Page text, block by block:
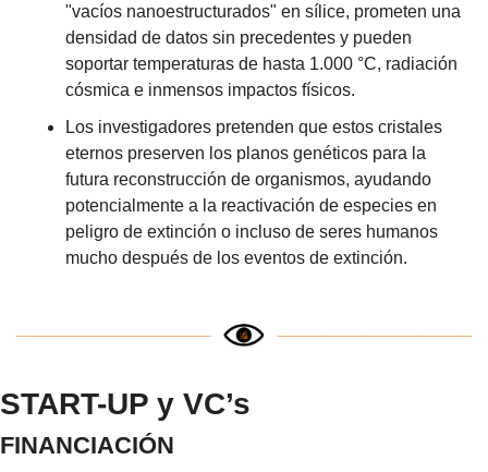
"vacíos nanoestructurados" en sílice, prometen una
densidad de datos sin precedentes y pueden
soportar temperaturas de hasta 1.000 °C, radiación
cósmica e inmensos impactos físicos.
Los investigadores pretenden que estos cristales
eternos preserven los planos genéticos para la
futura reconstrucción de organismos, ayudando
potencialmente a la reactivación de especies en
peligro de extinción o incluso de seres humanos
mucho después de los eventos de extinción.
START-UP y VC’s
FINANCIACIÓN